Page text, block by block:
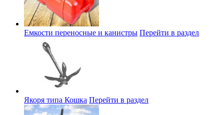
Емкости переносные и канистры Перейти в раздел
Якоря типа Кошка Перейти в раздел